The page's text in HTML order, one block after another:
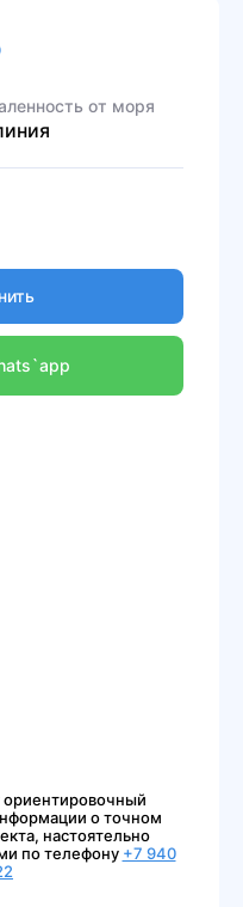
от моря
ориентировочный
о точном
настоятельно
по телефону +7 940